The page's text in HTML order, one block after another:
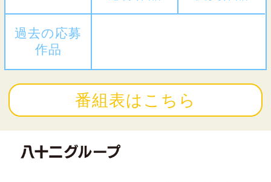
過去の応募
作品
番組表はこちら